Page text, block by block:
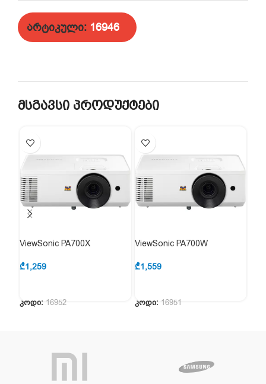
არტიკული: 16946
მსგავსი პროდუქტები
ViewSonic PA700X
₾1,259
კოდი: 16952
ViewSonic PA700W
₾1,559
კოდი: 16951